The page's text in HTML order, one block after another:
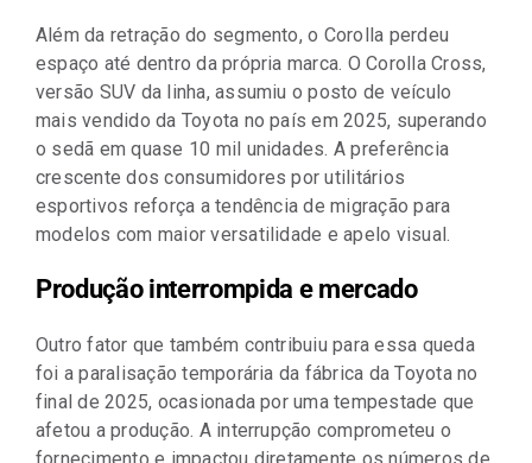
Além da retração do segmento, o Corolla perdeu
espaço até dentro da própria marca. O Corolla Cross,
versão SUV da linha, assumiu o posto de veículo
mais vendido da Toyota no país em 2025, superando
o sedã em quase 10 mil unidades. A preferência
crescente dos consumidores por utilitários
esportivos reforça a tendência de migração para
modelos com maior versatilidade e apelo visual.
Produção interrompida e mercado
Outro fator que também contribuiu para essa queda
foi a paralisação temporária da fábrica da Toyota no
final de 2025, ocasionada por uma tempestade que
afetou a produção. A interrupção comprometeu o
fornecimento e impactou diretamente os números de